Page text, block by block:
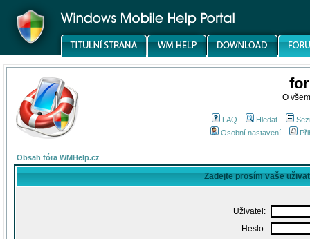
O
FAQ Hledat
Osobní nastavení
Obsah fóra WMHelp.cz
Zadejte prosím vaše
Uživatel:
Heslo: